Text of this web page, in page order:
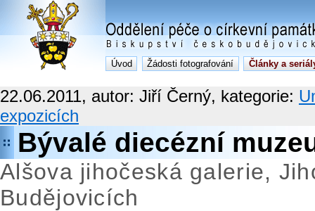
Úvod Žádosti fotografování Články a
22.06.2011, autor: Jiří Černý, kategorie:
expozicích
Bývalé diecézní
Alšova jihočeská galerie,
Budějovicích